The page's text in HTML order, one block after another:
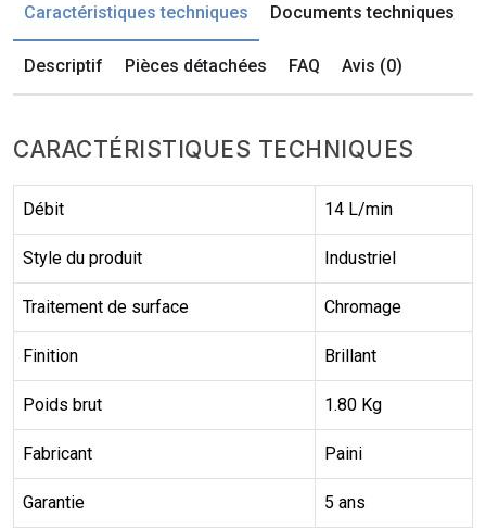
Caractéristiques techniques Documents techniques
Descriptif Pièces détachées FAQ Avis (0)
CARACTÉRISTIQUES TECHNIQUES
Débit 14 L/min
Style du produit Industriel
Traitement de surface Chromage
Finition Brillant
Poids brut 1.80 Kg
Fabricant Paini
Garantie 5 ans